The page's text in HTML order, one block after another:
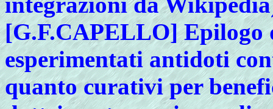
[G.F.CAPELLO] Epilogo
esperimentati antidoti
quanto curativi per